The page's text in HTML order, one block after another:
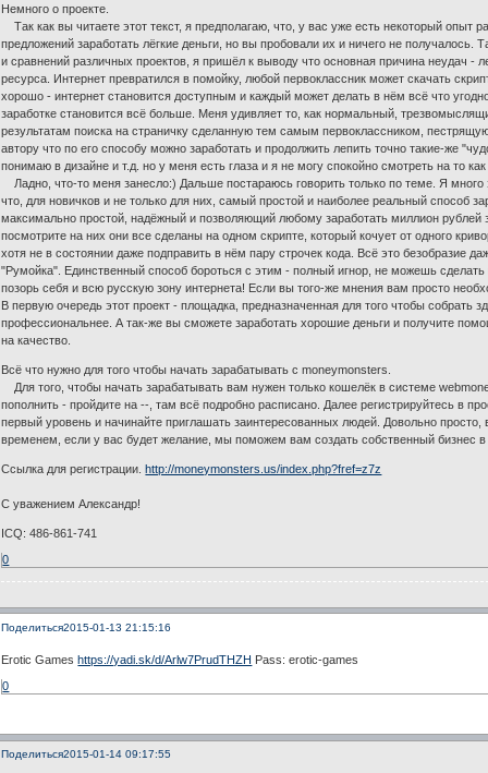
Немного о проекте.
Так как вы читаете этот текст, я предполагаю, что, у вас уже есть некоторый опыт
предложений заработать лёгкие деньги, но вы пробовали их и ничего не
и сравнений различных проектов, я пришёл к выводу что основная причина неудач -
ресурса. Интернет превратился в помойку, любой первоклассник может скачать
хорошо - интернет становится доступным и каждый может делать в нём всё что
заработке становится всё больше. Меня удивляет то, как нормальный,
результатам поиска на страничку сделанную тем самым первоклассником,
автору что по его способу можно заработать и продолжить лепить точно такие-же
понимаю в дизайне и т.д. но у меня есть глаза и я не могу спокойно смотреть на то
Ладно, что-то меня занесло:) Дальше постараюсь говорить только по теме. Я
что, для новичков и не только для них, самый простой и наиболее реальный способ
максимально простой, надёжный и позволяющий любому заработать миллион
посмотрите на них они все сделаны на одном скрипте, который кочует от одного
хотя не в состоянии даже подправить в нём пару строчек кода. Всё это безобразие
"Румойка". Единственный способ бороться с этим - полный игнор, не можешь
позорь себя и всю русскую зону интернета! Если вы того-же мнения вам просто
В первую очередь этот проект - площадка, предназначенная для того чтобы
профессиональнее. А так-же вы сможете заработать хорошие деньги и получите
на качество.
Всё что нужно для того чтобы начать зарабатывать с moneymonsters.
Для того, чтобы начать зарабатывать вам нужен только кошелёк в системе
пополнить - пройдите на --, там всё подробно расписано. Далее регистрируйтесь в
первый уровень и начинайте приглашать заинтересованных людей. Довольно
временем, если у вас будет желание, мы поможем вам создать собственный бизнес в
Ссылка для регистрации.http://moneymonsters.us/index.php?fref=z7z
С уважением Александр!
ICQ: 486-861-741
0
Поделиться2015-01-13 21:15:16
Erotic Games https://yadi.sk/d/Arlw7PrudTHZH Pass: erotic-games
0
Поделиться2015-01-14 09:17:55